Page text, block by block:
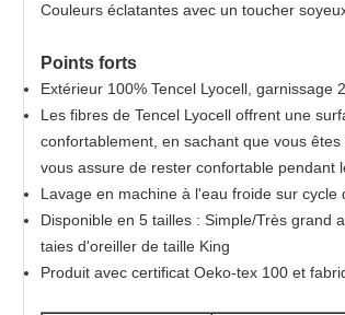
Couleurs éclatantes avec un toucher
Points forts
Extérieur 100% Tencel Lyocell, garnissage
Les fibres de Tencel Lyocell offrent une
confortablement, en sachant que vous
vous assure de rester confortable pendant
Lavage en machine à l'eau froide sur
Disponible en 5 tailles : Simple/Très grand
taies d'oreiller de taille King
Produit avec certificat Oeko-tex 100 et